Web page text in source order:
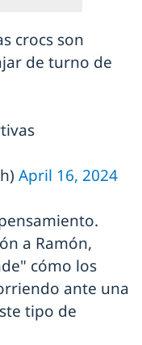
crocs son
de turno de
April 16, 2024
a Ramón,
cómo los
ante una
tipo de